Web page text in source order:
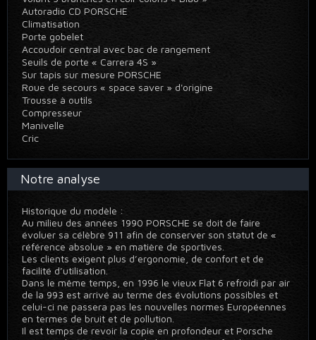
Autoradio CD PORSCHE
Climatisation
Porte gobelet
Accoudoir central avec bac de rangement
Seuils de porte « Carrera 4S »
Sur tapis sur mesure PORSCHE
Roue de secours « space saver » d'origine
Trousse à outils
Compresseur
Manivelle
Cric
Notre analyse
Historique du modèle :
Au milieu des années 1990 PORSCHE se doit de faire
évoluer sa célèbre 911 afin de conserver son statut de «
référence absolue » en matière de sportives.
Les clients exigent plus d’ergonomie, de confort et de
facilité d’utilisation.
Dans le même temps, en 1996 le vieux Flat 6 refroidi par air
de la 993 est arrivé au terme des évolutions possibles et
celui-ci ne passera pas les nouvelles normes Européennes
en termes de bruit et de pollution.
Il est temps de revoir la copie en profondeur et Porsche